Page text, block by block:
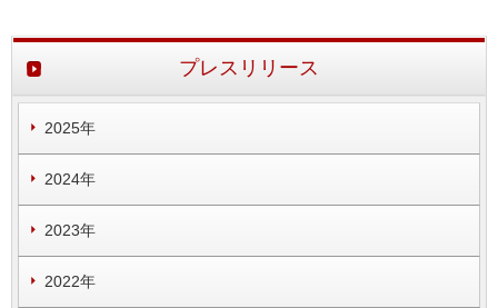
プレスリリース
2025年
2024年
2023年
2022年